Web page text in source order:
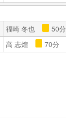
福崎 冬也
50分
高 志煌 70分